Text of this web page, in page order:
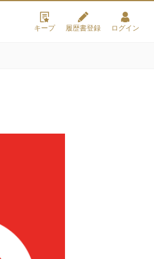
キープ 履歴書登録 ログイン